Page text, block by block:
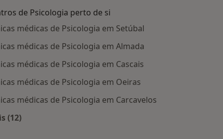
de Psicologia perto de si
médicas de Psicologia em Setúbal
médicas de Psicologia em Almada
médicas de Psicologia em Cascais
médicas de Psicologia em Oeiras
médicas de Psicologia em Carcavelos
(12)